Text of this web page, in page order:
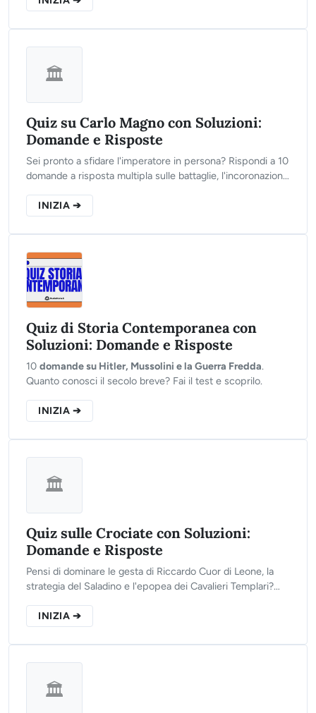
🏛️
Quiz su Carlo Magno con Soluzioni:
Domande e Risposte
Sei pronto a sfidare l'imperatore in persona? Rispondi a 10
domande a risposta multipla sulle battaglie, l'incoronazione
dimostrare il tuo valore storico.
INIZIA ➔
Quiz di Storia Contemporanea con
Soluzioni: Domande e Risposte
10 domande su Hitler, Mussolini e la Guerra Fredda.
Quanto conosci il secolo breve? Fai il test e scoprilo.
INIZIA ➔
🏛️
Quiz sulle Crociate con Soluzioni:
Domande e Risposte
Pensi di dominare le gesta di Riccardo Cuor di Leone, la
strategia del Saladino e l'epopea dei Cavalieri Templari?
nostro test interattivo e scopri se sei pronto per liberare la
Terrasanta!
INIZIA ➔
🏛️